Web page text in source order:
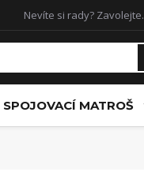
Nevíte si rady? Zavolejte.
SPOJOVACÍ MATROŠ